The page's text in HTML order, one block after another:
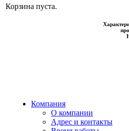
Корзина пуста.
Компания
О компании
Адрес и контакты